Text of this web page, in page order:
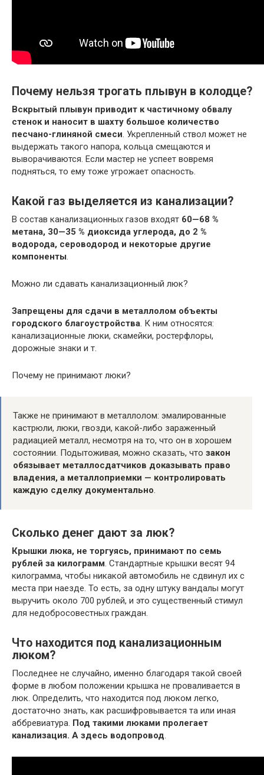
Почему нельзя трогать плывун в колодце?
Вскрытый плывун приводит к частичному обвалу
стенок и наносит в шахту большое количество
песчано-глиняной смеси. Укрепленный ствол может не
выдержать такого напора, кольца смещаются и
выворачиваются. Если мастер не успеет вовремя
подняться, то ему тоже угрожает опасность.
Какой газ выделяется из канализации?
В состав канализационных газов входят 60—68 %
метана, 30—35 % диоксида углерода, до 2 %
водорода, сероводород и некоторые другие
компоненты.
Можно ли сдавать канализационный люк?
Запрещены для сдачи в металлолом объекты
городского благоустройства. К ним относятся:
канализационные люки, скамейки, ростерфлоры,
дорожные знаки и т.
Почему не принимают люки?
Также не принимают в металлолом: эмалированные
кастрюли, люки, гвозди, какой-либо зараженный
радиацией металл, несмотря на то, что он в хорошем
состоянии. Подытоживая, можно сказать, что закон
обязывает металлосдатчиков доказывать право
владения, а металлоприемки — контролировать
каждую сделку документально.
Сколько денег дают за люк?
Крышки люка, не торгуясь, принимают по семь
рублей за килограмм. Стандартные крышки весят 94
килограмма, чтобы никакой автомобиль не сдвинул их с
места при наезде. То есть, за одну штуку вандалы могут
выручить около 700 рублей, и это существенный стимул
для недобросовестных граждан.
Что находится под канализационным
люком?
Последнее не случайно, именно благодаря такой своей
форме в любом положении крышка не проваливается в
люк. Определить, что находится под люком легко,
достаточно знать, как расшифровывается та или иная
аббревиатура. Под такими люками пролегает
канализация. А здесь водопровод.